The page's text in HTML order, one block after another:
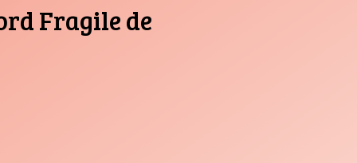
Fragile de